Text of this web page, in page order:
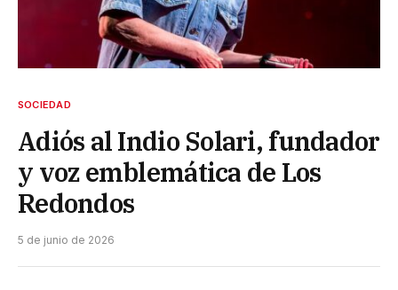
SOCIEDAD
Adiós al Indio Solari, fundador
y voz emblemática de Los
Redondos
5 de junio de 2026